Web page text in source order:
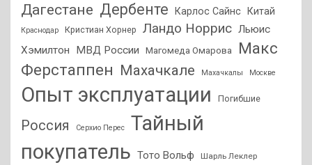
Дагестане Дербенте Карлос Сайнс Китай
Краснодар Кристиан Хорнер Ландо Норрис Льюис
Хэмилтон
МВД России Магомеда Омарова
Макс
Ферстаппен Махачкале Махачкалы Москве
Опыт эксплуатации Погибшие
Россия Серхио Перес
Тайный
покупатель Тото Вольф Шарль Леклер